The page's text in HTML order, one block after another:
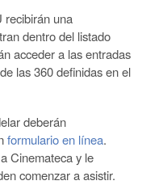
recibirán una
dentro del listado
acceder a las entradas
las 360 definidas en el
deberán
formulario en línea.
Cinemateca y le
comenzar a asistir.